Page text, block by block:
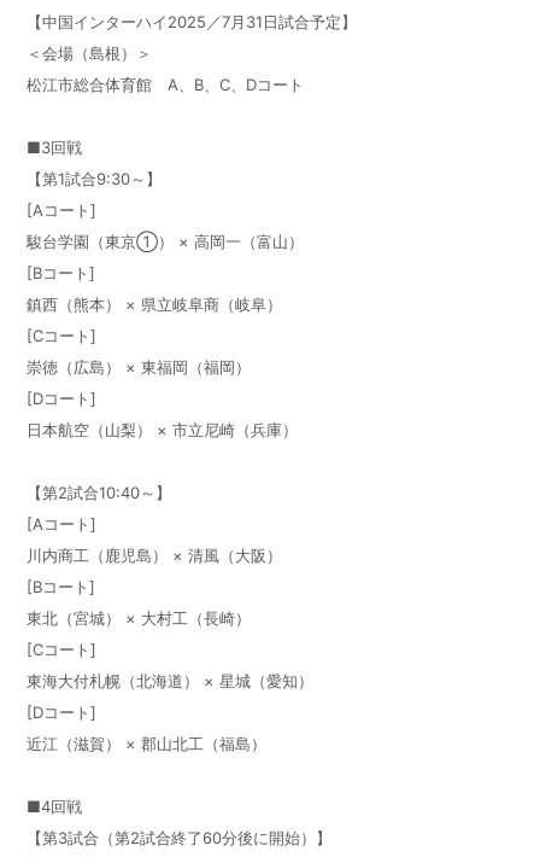
【中国インターハイ2025／7月31日試合予定】
＜会場（島根）＞
松江市総合体育館 A、B、C、Dコート
■3回戦
【第1試合9:30～】
[Aコート]
駿台学園（東京①） × 高岡一（富山）
[Bコート]
鎮西（熊本） × 県立岐阜商（岐阜）
[Cコート]
崇徳（広島） × 東福岡（福岡）
[Dコート]
日本航空（山梨） × 市立尼崎（兵庫）
【第2試合10:40～】
[Aコート]
川内商工（鹿児島） × 清風（大阪）
[Bコート]
東北（宮城） × 大村工（長崎）
[Cコート]
東海大付札幌（北海道） × 星城（愛知）
[Dコート]
近江（滋賀） × 郡山北工（福島）
■4回戦
【第3試合（第2試合終了60分後に開始）】